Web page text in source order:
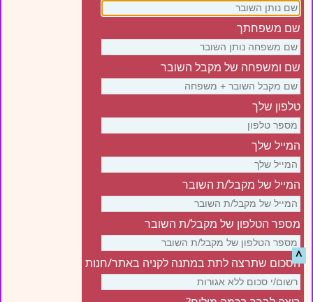
שם משפחתך
שם ומשפחה של מקבל השובר
טלפון שלך
המייל שלך
המייל של מקבל/ת השובר
מספר הטלפון של מקבל/ת השובר
הסכום שתרצה לתת במתנה לקניה באתר/חנות^